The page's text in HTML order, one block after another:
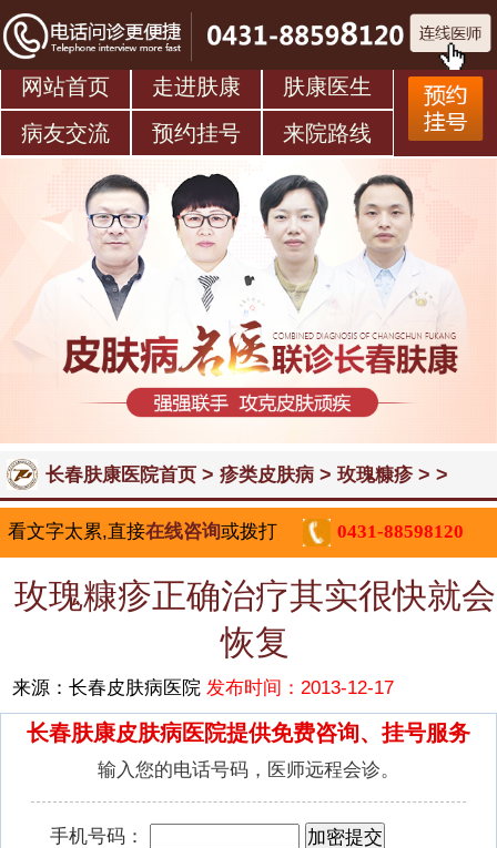
网站首页 走进肤康
肤康医生
病友交流
预约挂号 来院路线
长春肤康医院首页> 疹类皮肤病> 玫瑰糠疹> >
看文字太累,直接在线咨询或拨打 0431-88598120
玫瑰糠疹正确治疗其实很快就会
恢复
来源：长春皮肤病医院发布时间：2013-12-17
长春肤康皮肤病医院提供免费咨询、挂号服务
输入您的电话号码，医师远程会诊。
手机号码：